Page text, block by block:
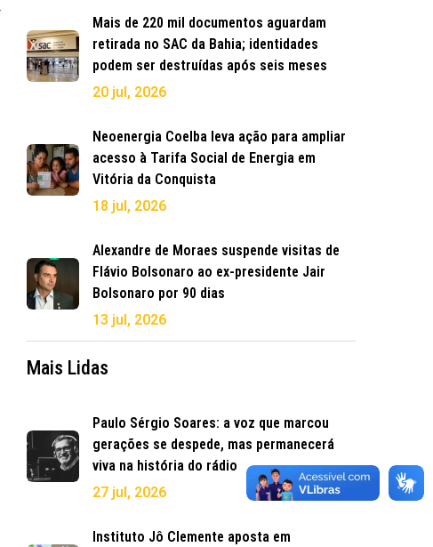
Mais de 220 mil documentos aguardam
retirada no SAC da Bahia; identidades
podem ser destruídas após seis meses
20 jul, 2026
Neoenergia Coelba leva ação para ampliar
acesso à Tarifa Social de Energia em
Vitória da Conquista
18 jul, 2026
Alexandre de Moraes suspende visitas de
Flávio Bolsonaro ao ex-presidente Jair
Bolsonaro por 90 dias
13 jul, 2026
Mais Lidas
Paulo Sérgio Soares: a voz que marcou
gerações se despede, mas permanecerá
viva na história do rádio
27 jul, 2026
Instituto Jô Clemente aposta em